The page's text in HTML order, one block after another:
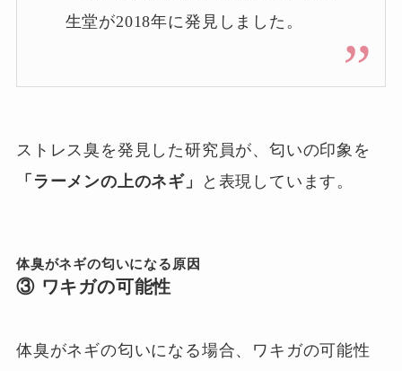
生堂が2018年に発見しました。
ストレス臭を発見した研究員が、匂いの印象を
「ラーメンの上のネギ」
と表現しています。
体臭がネギの匂いになる原因
③ ワキガの可能性
体臭がネギの匂いになる場合、ワキガの可能性